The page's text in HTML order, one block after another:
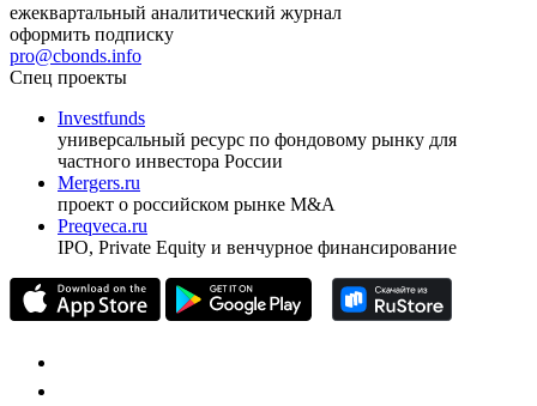
ежеквартальный аналитический журнал
оформить подписку
pro@cbonds.info
Спец проекты
Investfunds
универсальный ресурс по фондовому рынку для
частного инвестора России
Mergers.ru
проект о российском рынке M&A
Preqveca.ru
IPO, Private Equity и венчурное финансирование